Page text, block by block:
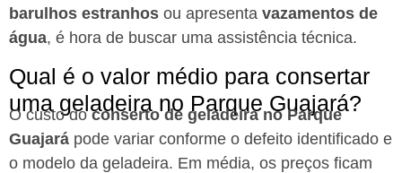
barulhos estranhos ou apresenta vazamentos de
água, é hora de buscar uma assistência técnica.
Qual é o valor médio para consertar
uma geladeira no Parque Guajará?
O custo doconserto de geladeira no Parque
Guajará pode variar conforme o defeito identificado e
o modelo da geladeira. Em média, os preços ficam